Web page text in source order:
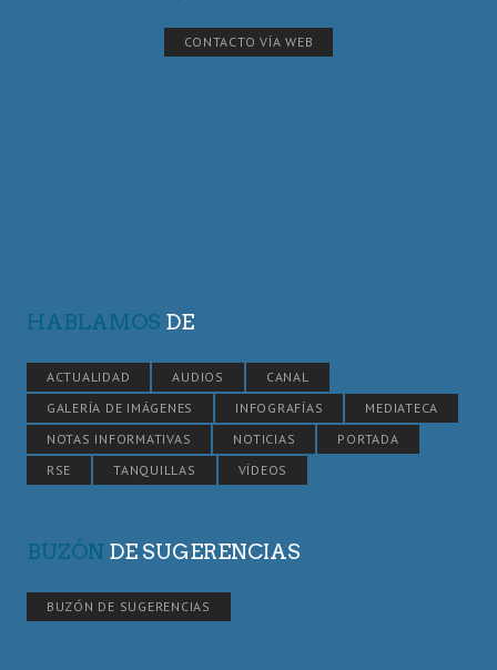
CONTACTO VÍA WEB
HABLAMOS DE
ACTUALIDAD AUDIOS
CANAL
GALERÍA DE IMÁGENES
INFOGRAFÍAS
MEDIATECA
NOTAS INFORMATIVAS
NOTICIAS
PORTADA
RSE
TANQUILLAS VÍDEOS
BUZÓN DE SUGERENCIAS
BUZÓN DE SUGERENCIAS